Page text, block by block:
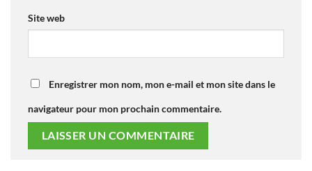
Site web
Enregistrer mon nom, mon e-mail et mon site dans le
navigateur pour mon prochain commentaire.